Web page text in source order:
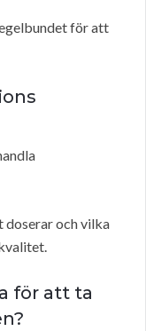
för att
och vilka
för att ta